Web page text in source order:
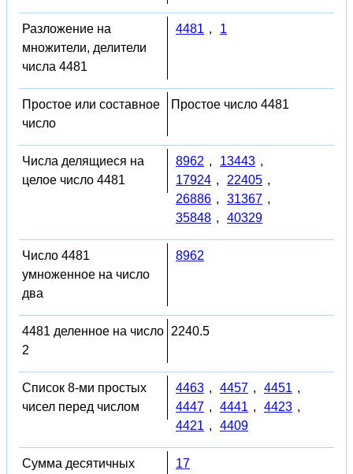
Разложение на
множители, делители
числа 4481
4481 , 1
Простое или составное
число
Простое число 4481
Числа делящиеся на
целое число 4481
8962 , 13443 ,
17924 , 22405 ,
26886 , 31367 ,
35848 , 40329
Число 4481
умноженное на число
два
8962
4481 деленное на число
2
2240.5
Список 8-ми простых
чисел перед числом
4463 , 4457 , 4451 ,
4447 , 4441 , 4423 ,
4421 , 4409
Сумма десятичных
17